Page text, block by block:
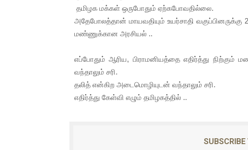
தமிழக மக்கள் ஒருபோதும் ஏற்கபோவதில்லை.
அதேபோலத்தான் மாயவதியும் உயர்சாதி
மண்ணுக்கான அரசியல் ..
எப்போதும் ஆரிய, பிராமனியத்தை எதிர்த்து
வந்தாலும் சரி.
தலித் என்கிற அடைமொழியுடன் வந்தாலும் சரி.
எதிர்த்து கேள்வி எழும் தமிழகத்தில் ..